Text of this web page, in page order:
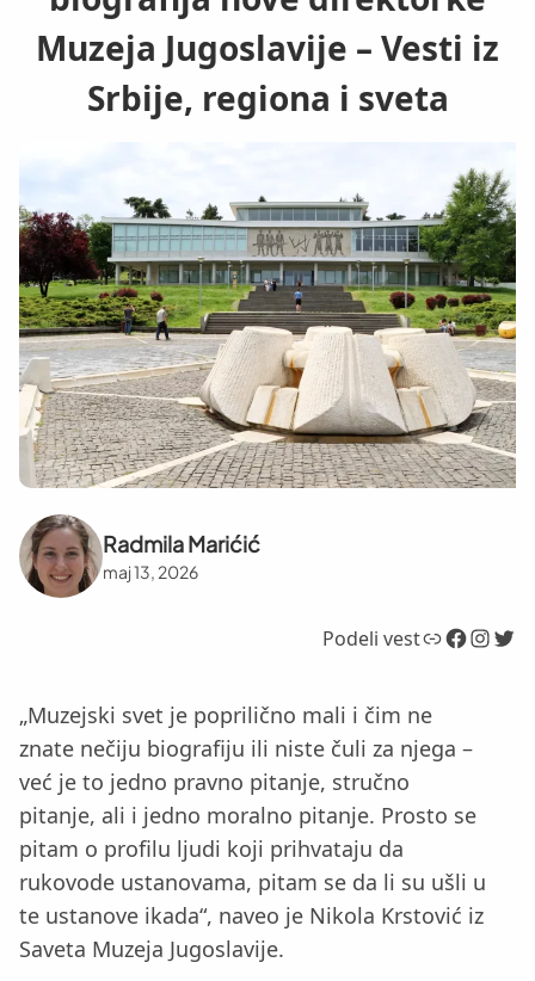
Muzeja Jugoslavije – Vesti iz
Srbije, regiona i sveta
Radmila Marićić
maj 13, 2026
Podeli vestLink Facebook InstagramTwitter
„Muzejski svet je poprilično mali i čim ne
znate nečiju biografiju ili niste čuli za njega –
već je to jedno pravno pitanje, stručno
pitanje, ali i jedno moralno pitanje. Prosto se
pitam o profilu ljudi koji prihvataju da
rukovode ustanovama, pitam se da li su ušli u
te ustanove ikada“, naveo je Nikola Krstović iz
Saveta Muzeja Jugoslavije.